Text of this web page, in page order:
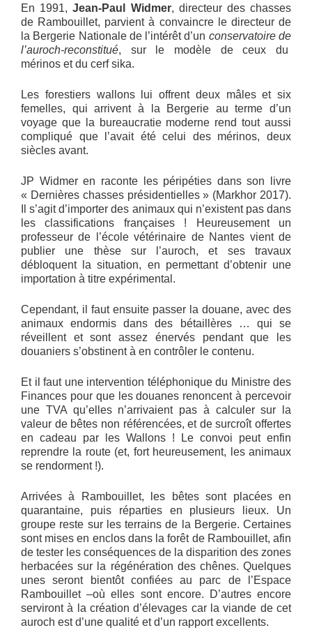
En 1991,Jean-Paul Widmer, directeur des chasses
de Rambouillet, parvient à convaincre le directeur de
la Bergerie Nationale de l’intérêt d’un conservatoire de
l’auroch-reconstitué, sur le modèle de ceux du
mérinos et du cerf sika.
Les forestiers wallons lui offrent deux mâles et six
femelles, qui arrivent à la Bergerie au terme d’un
voyage que la bureaucratie moderne rend tout aussi
compliqué que l’avait été celui des mérinos, deux
siècles avant.
JP Widmer en raconte les péripéties dans son livre
« Dernières chasses présidentielles » (Markhor 2017).
Il s’agit d’importer des animaux qui n’existent pas dans
les classifications françaises ! Heureusement un
professeur de l’école vétérinaire de Nantes vient de
publier une thèse sur l’auroch, et ses travaux
débloquent la situation, en permettant d’obtenir une
importation à titre expérimental.
Cependant, il faut ensuite passer la douane, avec des
animaux endormis dans des bétaillères … qui se
réveillent et sont assez énervés pendant que les
douaniers s’obstinent à en contrôler le contenu.
Et il faut une intervention téléphonique du Ministre des
Finances pour que les douanes renoncent à percevoir
une TVA qu’elles n’arrivaient pas à calculer sur la
valeur de bêtes non référencées, et de surcroît offertes
en cadeau par les Wallons ! Le convoi peut enfin
reprendre la route (et, fort heureusement, les animaux
se rendorment !).
Arrivées à Rambouillet, les bêtes sont placées en
quarantaine, puis réparties en plusieurs lieux. Un
groupe reste sur les terrains de la Bergerie. Certaines
sont mises en enclos dans la forêt de Rambouillet, afin
de tester les conséquences de la disparition des zones
herbacées sur la régénération des chênes. Quelques
unes seront bientôt confiées au parc de l’Espace
Rambouillet –où elles sont encore. D’autres encore
serviront à la création d’élevages car la viande de cet
auroch est d’une qualité et d’un rapport excellents.